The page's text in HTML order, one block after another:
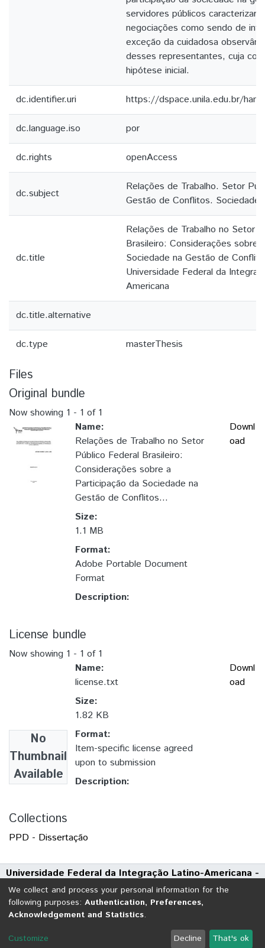
servidores públicos
negociações como sendo de
exceção da cuidadosa
desses representantes, cuja
hipótese inicial.
dc.identifier.uri https://dspace.unila.edu.br/
dc.language.iso por
dc.rights openAccess
dc.subject
Relações de Trabalho. Setor
Gestão de Conflitos. Sociedade.
dc.title
Relações de Trabalho no Setor
Brasileiro: Considerações sobre
Sociedade na Gestão de
Universidade Federal da
Americana
dc.title.alternative
dc.type masterThesis
Files
Original bundle
Now showing 1 - 1 of 1
Name:
Relações de Trabalho no Setor
Público Federal Brasileiro:
Considerações sobre a
Participação da Sociedade na
Gestão de Conflitos...
Size:
1.1 MB
Format:
Adobe Portable Document
Format
Description:
Downl
oad
License bundle
Now showing 1 - 1 of 1
No
Thumbnail
Available
Name:
license.txt
Size:
1.82 KB
Format:
Item-specific license agreed
upon to submission
Description:
Downl
oad
Collections
PPD - Dissertação
Universidade Federal da Integração Latino-Americana -
UNILA
Avenida Tarquínio Joslin dos Santos, 1000 - Polo Universitário
CEP: 85870-650 | Foz do Iguaçu - Paraná
DSpace software
copyright © 2002-2026 LYRASIS
We collect and process your personal information for the
following purposes: Authentication, Preferences,
Acknowledgement and Statistics.
Customize Decline That's ok